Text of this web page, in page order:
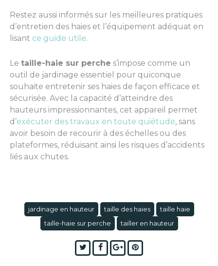
Restez aussi informés sur les meilleures pratiques
d’entretien des haies et l’équipement adéquat en
lisant ce guide utile.
Le taille-haie sur perche s’impose comme un
outil de jardinage essentiel pour quiconque
souhaite entretenir ses haies de façon efficace et
sécurisée. Avec la capacité d’atteindre des
hauteurs impressionnantes, cet appareil permet
d’exécuter des travaux en toute quiétude, sans
avoir besoin de recourir à des échelles ou des
plateformes, réduisant ainsi les risques d’accidents
liés aux chutes.
jardinage en hauteur taille des haies
taille haie
taille-haie sur perche
tailler en hauteur
TwitterFacebook
Google+Pinterest